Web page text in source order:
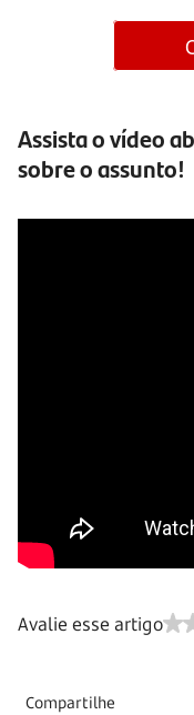
Assista o vídeo
sobre o assunto!
Avalie esse artigo
Compartilhe